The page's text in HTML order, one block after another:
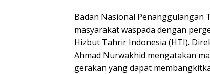
Badan Nasional Penanggulangan
masyarakat waspada dengan
Hizbut Tahrir Indonesia (HTI).
Ahmad Nurwakhid mengatakan
gerakan yang dapat